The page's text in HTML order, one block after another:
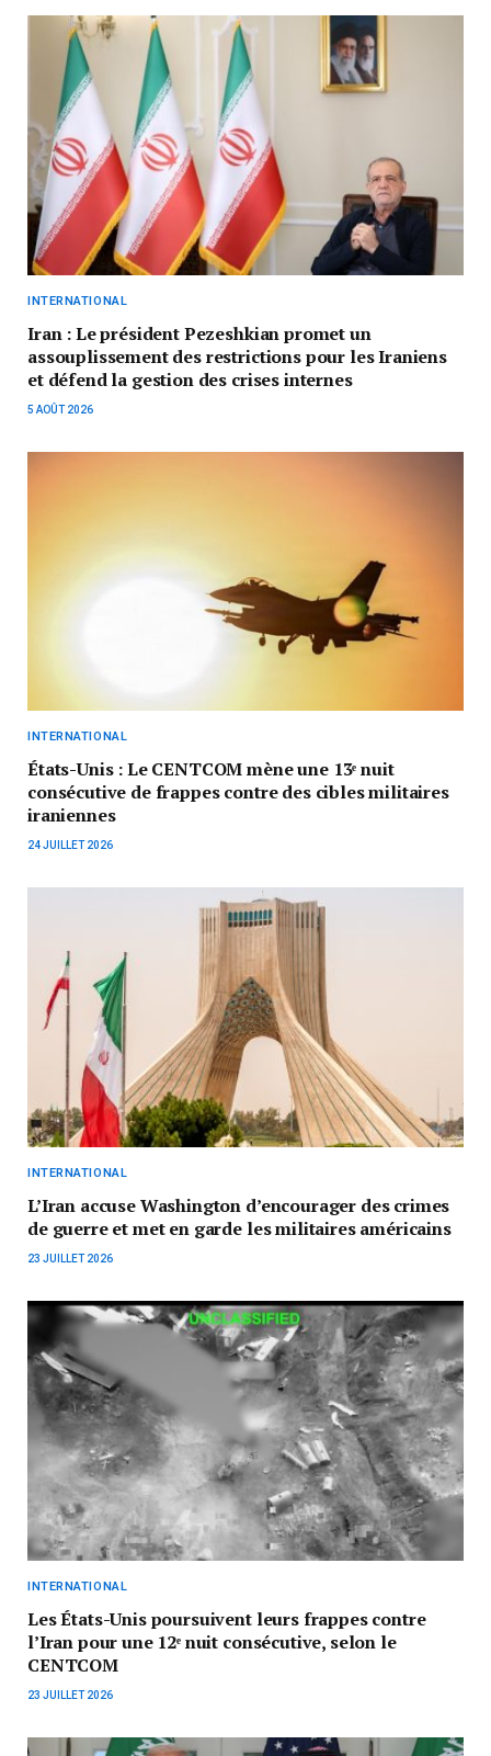
INTERNATIONAL
Iran : Le président Pezeshkian promet un
assouplissement des restrictions pour les Iraniens
et défend la gestion des crises internes
5 AOÛT 2026
INTERNATIONAL
États-Unis : Le CENTCOM mène une 13ᵉ nuit
consécutive de frappes contre des cibles militaires
iraniennes
24 JUILLET 2026
INTERNATIONAL
L’Iran accuse Washington d’encourager des crimes
de guerre et met en garde les militaires américains
23 JUILLET 2026
INTERNATIONAL
Les États-Unis poursuivent leurs frappes contre
l’Iran pour une 12ᵉ nuit consécutive, selon le
CENTCOM
23 JUILLET 2026